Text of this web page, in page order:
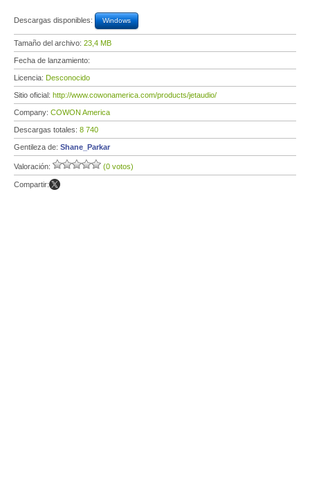
Descargas disponibles: Windows
Tamaño del archivo: 23,4 MB
Fecha de lanzamiento:
Licencia: Desconocido
Sitio oficial: http://www.cowonamerica.com/products/jetaudio/
Company: COWON America
Descargas totales: 8 740
Gentileza de: Shane_Parkar
Valoración: (0 votos)
Compartir: